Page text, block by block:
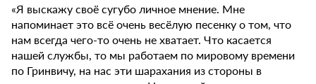
«Я выскажу своё сугубо личное мнение. Мне
напоминает это всё очень весёлую песенку о том, что
нам всегда чего-то очень не хватает. Что касается
нашей службы, то мы работаем по мировому времени
по Гринвичу, на нас эти шарахания из стороны в